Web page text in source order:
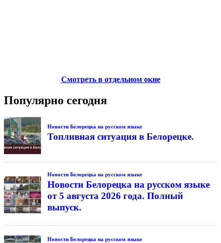
Смотреть в отдельном окне
Популярно сегодня
Новости Белорецка на русском языке
Топливная ситуация в Белорецке.
Новости Белорецка на русском языке
Новости Белорецка на русском языке
от 5 августа 2026 года. Полный
выпуск.
Новости Белорецка на русском языке